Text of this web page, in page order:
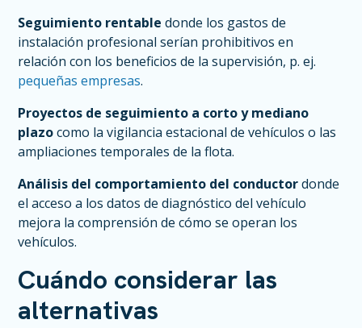
Seguimiento rentable donde los gastos de
instalación profesional serían prohibitivos en
relación con los beneficios de la supervisión, p. ej.
pequeñas empresas.
Proyectos de seguimiento a corto y mediano
plazocomo la vigilancia estacional de vehículos o las
ampliaciones temporales de la flota.
Análisis del comportamiento del conductordonde
el acceso a los datos de diagnóstico del vehículo
mejora la comprensión de cómo se operan los
vehículos.
Cuándo considerar las
alternativas